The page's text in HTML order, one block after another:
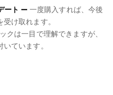
ート — 一度購入すれば、今後
け取れます。
クは一目で理解できますが、
ています。